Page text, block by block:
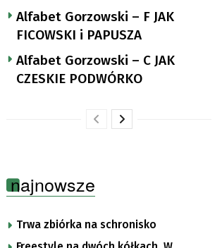
LANDSBERGA
Alfabet Gorzowski – F JAK
FICOWSKI i PAPUSZA
Alfabet Gorzowski – C JAK
CZESKIE PODWÓRKO
najnowsze
Trwa zbiórka na schronisko